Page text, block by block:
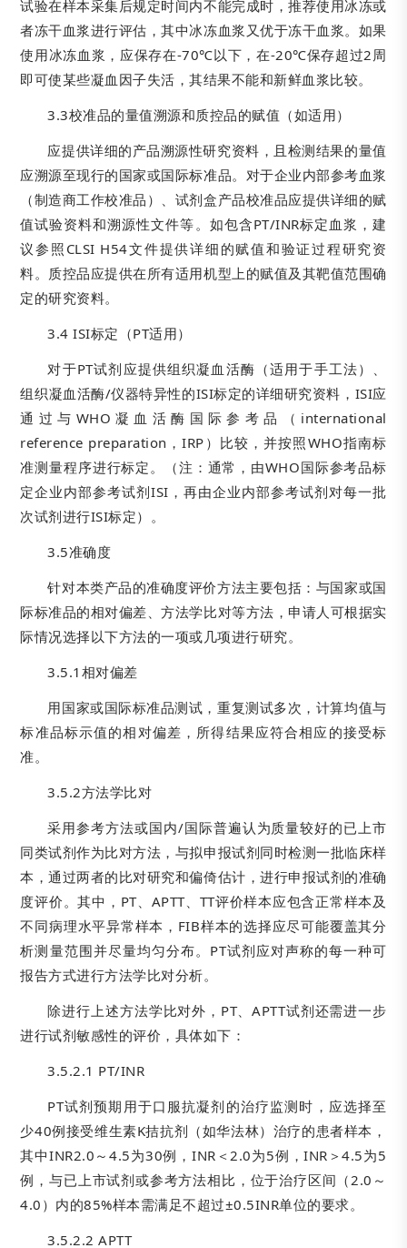
试验在样本采集后规定时间内不能完成时，推荐使用冰冻或
者冻干血浆进行评估，其中冰冻血浆又优于冻干血浆。如果
使用冰冻血浆，应保存在-70℃以下，在-20℃保存超过2周
即可使某些凝血因子失活，其结果不能和新鲜血浆比较。
3.3校准品的量值溯源和质控品的赋值（如适用）
应提供详细的产品溯源性研究资料，且检测结果的量值
应溯源至现行的国家或国际标准品。对于企业内部参考血浆
（制造商工作校准品）、试剂盒产品校准品应提供详细的赋
值试验资料和溯源性文件等。如包含PT/INR标定血浆，建
议参照CLSI H54文件提供详细的赋值和验证过程研究资
料。质控品应提供在所有适用机型上的赋值及其靶值范围确
定的研究资料。
3.4 ISI标定（PT适用）
对于PT试剂应提供组织凝血活酶（适用于手工法）、
组织凝血活酶/仪器特异性的ISI标定的详细研究资料，ISI应
通过与WHO凝血活酶国际参考品（international
reference preparation，IRP）比较，并按照WHO指南标
准测量程序进行标定。（注：通常，由WHO国际参考品标
定企业内部参考试剂ISI，再由企业内部参考试剂对每一批
次试剂进行ISI标定）。
3.5准确度
针对本类产品的准确度评价方法主要包括：与国家或国
际标准品的相对偏差、方法学比对等方法，申请人可根据实
际情况选择以下方法的一项或几项进行研究。
3.5.1相对偏差
用国家或国际标准品测试，重复测试多次，计算均值与
标准品标示值的相对偏差，所得结果应符合相应的接受标
准。
3.5.2方法学比对
采用参考方法或国内/国际普遍认为质量较好的已上市
同类试剂作为比对方法，与拟申报试剂同时检测一批临床样
本，通过两者的比对研究和偏倚估计，进行申报试剂的准确
度评价。其中，PT、APTT、TT评价样本应包含正常样本及
不同病理水平异常样本，FIB样本的选择应尽可能覆盖其分
析测量范围并尽量均匀分布。PT试剂应对声称的每一种可
报告方式进行方法学比对分析。
除进行上述方法学比对外，PT、APTT试剂还需进一步
进行试剂敏感性的评价，具体如下：
3.5.2.1 PT/INR
PT试剂预期用于口服抗凝剂的治疗监测时，应选择至
少40例接受维生素K拮抗剂（如华法林）治疗的患者样本，
其中INR2.0～4.5为30例，INR＜2.0为5例，INR＞4.5为5
例，与已上市试剂或参考方法相比，位于治疗区间（2.0～
4.0）内的85%样本需满足不超过±0.5INR单位的要求。
3.5.2.2 APTT